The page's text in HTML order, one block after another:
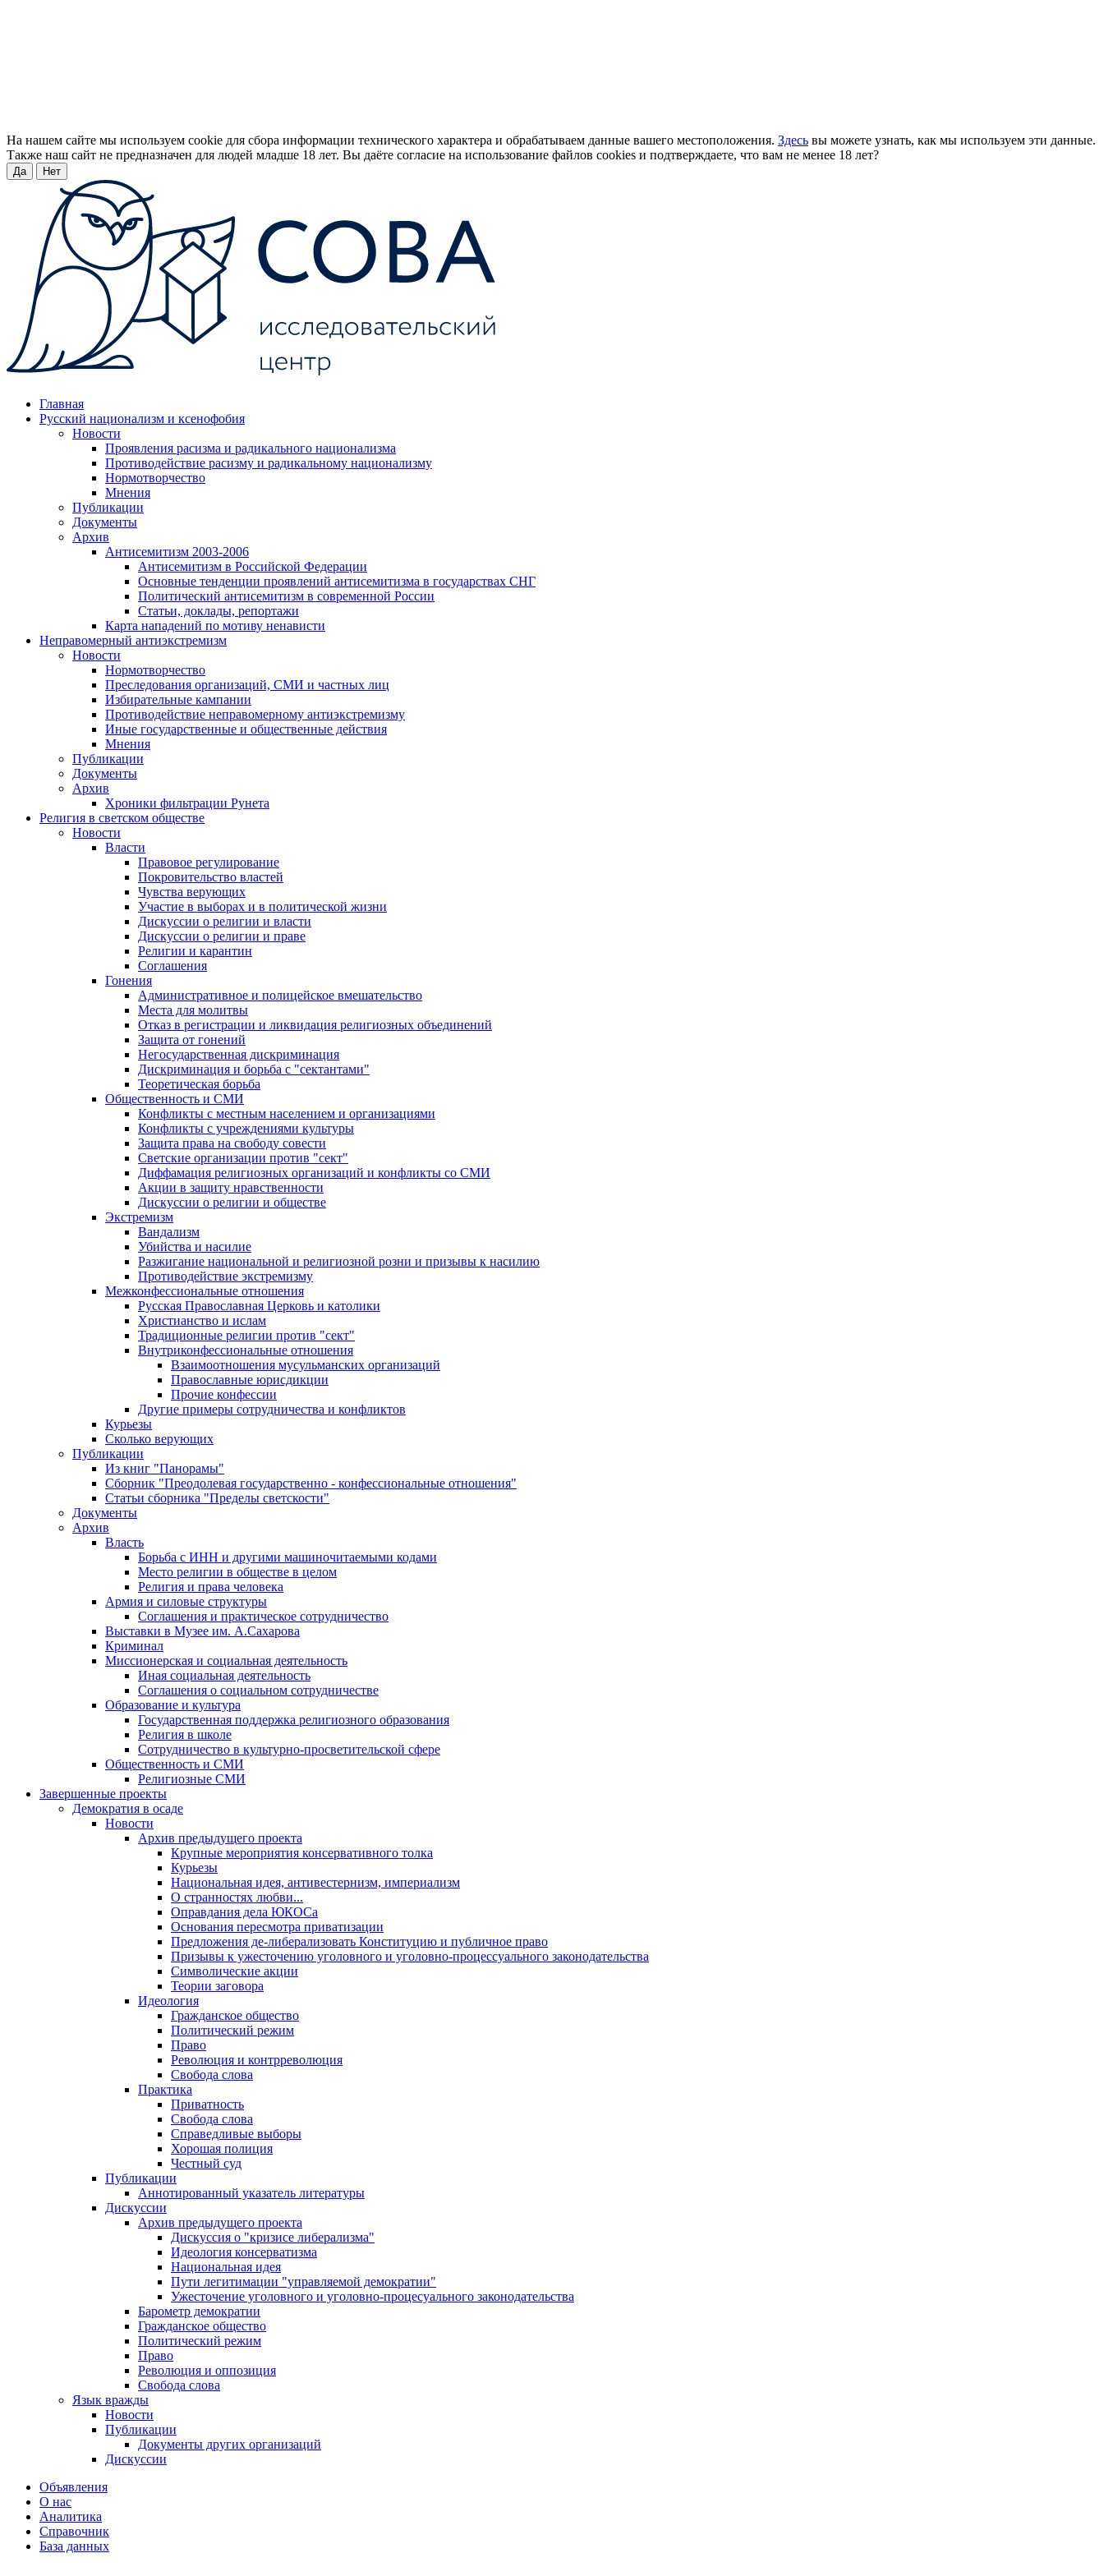
На нашем сайте мы используем cookie для сбора информации технического характера и обрабатываем данные вашего местоположения. Здесь вы можете узнать, как мы используем эти данные.
Также наш сайт не предназначен для людей младше 18 лет. Вы даёте согласие на использование файлов cookies и подтверждаете, что вам не менее 18 лет?
Да Нет
Главная
Русский национализм и ксенофобия
Новости
Проявления расизма и радикального национализма
Противодействие расизму и радикальному национализму
Нормотворчество
Мнения
Публикации
Документы
Архив
Антисемитизм 2003-2006
Антисемитизм в Российской Федерации
Основные тенденции проявлений антисемитизма в государствах СНГ
Политический антисемитизм в современной России
Статьи, доклады, репортажи
Карта нападений по мотиву ненависти
Неправомерный антиэкстремизм
Новости
Нормотворчество
Преследования организаций, СМИ и частных лиц
Избирательные кампании
Противодействие неправомерному антиэкстремизму
Иные государственные и общественные действия
Мнения
Публикации
Документы
Архив
Хроники фильтрации Рунета
Религия в светском обществе
Новости
Власти
Правовое регулирование
Покровительство властей
Чувства верующих
Участие в выборах и в политической жизни
Дискуссии о религии и власти
Дискуссии о религии и праве
Религии и карантин
Соглашения
Гонения
Административное и полицейское вмешательство
Места для молитвы
Отказ в регистрации и ликвидация религиозных объединений
Защита от гонений
Негосударственная дискриминация
Дискриминация и борьба с "сектантами"
Теоретическая борьба
Общественность и СМИ
Конфликты с местным населением и организациями
Конфликты с учреждениями культуры
Защита права на свободу совести
Светские организации против "сект"
Диффамация религиозных организаций и конфликты со СМИ
Акции в защиту нравственности
Дискуссии о религии и обществе
Экстремизм
Вандализм
Убийства и насилие
Разжигание национальной и религиозной розни и призывы к насилию
Противодействие экстремизму
Межконфессиональные отношения
Русская Православная Церковь и католики
Христианство и ислам
Традиционные религии против "сект"
Внутриконфессиональные отношения
Взаимоотношения мусульманских организаций
Православные юрисдикции
Прочие конфессии
Другие примеры сотрудничества и конфликтов
Курьезы
Сколько верующих
Публикации
Из книг "Панорамы"
Сборник "Преодолевая государственно - конфессиональные отношения"
Статьи сборника "Пределы светскости"
Документы
Архив
Власть
Борьба с ИНН и другими машиночитаемыми кодами
Место религии в обществе в целом
Религия и права человека
Армия и силовые структуры
Соглашения и практическое сотрудничество
Выставки в Музее им. А.Сахарова
Криминал
Миссионерская и социальная деятельность
Иная социальная деятельность
Соглашения о социальном сотрудничестве
Образование и культура
Государственная поддержка религиозного образования
Религия в школе
Сотрудничество в культурно-просветительской сфере
Общественность и СМИ
Религиозные СМИ
Завершенные проекты
Демократия в осаде
Новости
Архив предыдущего проекта
Крупные мероприятия консервативного толка
Курьезы
Национальная идея, антивестернизм, империализм
О странностях любви...
Оправдания дела ЮКОСа
Основания пересмотра приватизации
Предложения де-либерализовать Конституцию и публичное право
Призывы к ужесточению уголовного и уголовно-процессуального законодательства
Символические акции
Теории заговора
Идеология
Гражданское общество
Политический режим
Право
Революция и контрреволюция
Свобода слова
Практика
Приватность
Свобода слова
Справедливые выборы
Хорошая полиция
Честный суд
Публикации
Аннотированный указатель литературы
Дискуссии
Архив предыдущего проекта
Дискуссия о "кризисе либерализма"
Идеология консерватизма
Национальная идея
Пути легитимации "управляемой демократии"
Ужесточение уголовного и уголовно-процесуального законодательства
Барометр демократии
Гражданское общество
Политический режим
Право
Революция и оппозиция
Свобода слова
Язык вражды
Новости
Публикации
Документы других организаций
Дискуссии
Объявления
О нас
Аналитика
Справочник
База данных